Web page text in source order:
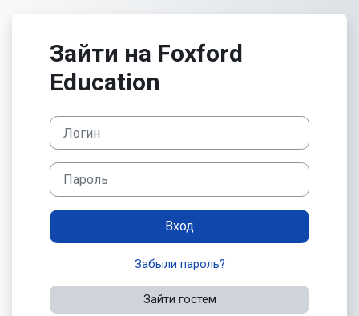
Зайти на Foxford
Education
Логин
Пароль
Вход
Забыли пароль?
Зайти гостем